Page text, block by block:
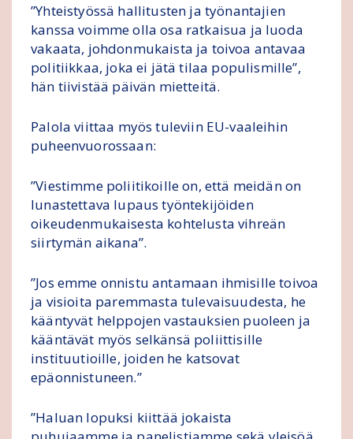
”Yhteistyössä hallitusten ja työnantajien
kanssa voimme olla osa ratkaisua ja luoda
vakaata, johdonmukaista ja toivoa antavaa
politiikkaa, joka ei jätä tilaa populismille”,
hän tiivistää päivän mietteitä.
Palola viittaa myös tuleviin EU-vaaleihin
puheenvuorossaan:
”Viestimme poliitikoille on, että meidän on
lunastettava lupaus työntekijöiden
oikeudenmukaisesta kohtelusta vihreän
siirtymän aikana”.
”Jos emme onnistu antamaan ihmisille toivoa
ja visioita paremmasta tulevaisuudesta, he
kääntyvät helppojen vastauksien puoleen ja
kääntävät myös selkänsä poliittisille
instituutioille, joiden he katsovat
epäonnistuneen.”
”Haluan lopuksi kiittää jokaista